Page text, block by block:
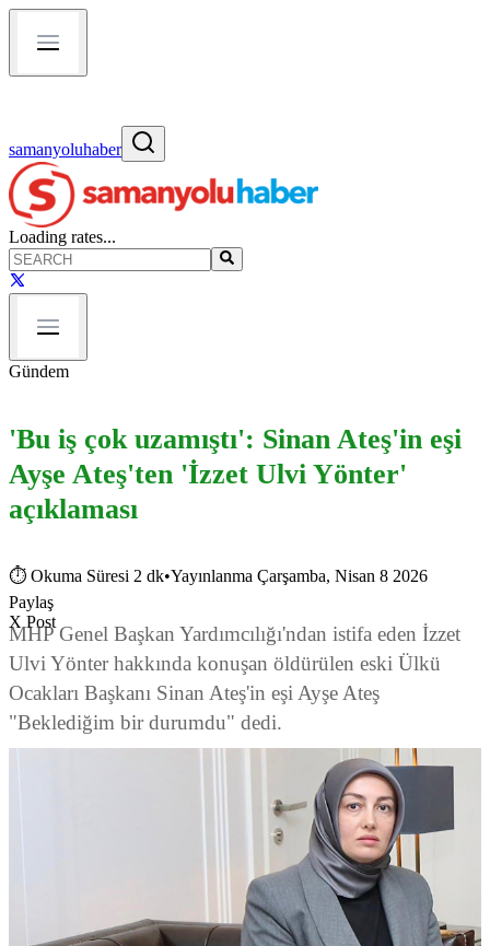
samanyoluhaber
Loading rates...
Gündem
'Bu iş çok uzamıştı': Sinan Ateş'in eşi
Ayşe Ateş'ten 'İzzet Ulvi Yönter'
açıklaması
⏱ Okuma Süresi 2 dk•Yayınlanma Çarşamba, Nisan 8 2026
Paylaş
X Post
MHP Genel Başkan Yardımcılığı'ndan istifa eden İzzet
Ulvi Yönter hakkında konuşan öldürülen eski Ülkü
Ocakları Başkanı Sinan Ateş'in eşi Ayşe Ateş
"Beklediğim bir durumdu" dedi.